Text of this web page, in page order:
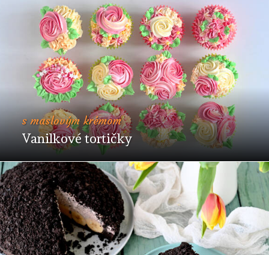
s maslovým krémom
Vanilkové tortičky